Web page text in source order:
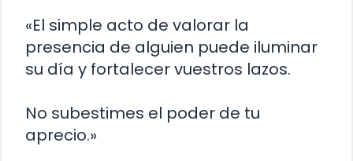
«El simple acto de valorar la
presencia de alguien puede iluminar
su día y fortalecer vuestros lazos.
No subestimes el poder de tu
aprecio.»